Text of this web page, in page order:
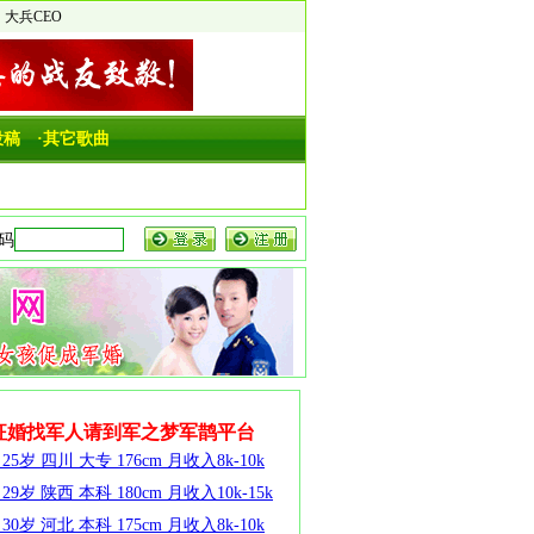
大兵CEO
稿 ·其它歌曲
婚找军人请到军之梦军鹊平台